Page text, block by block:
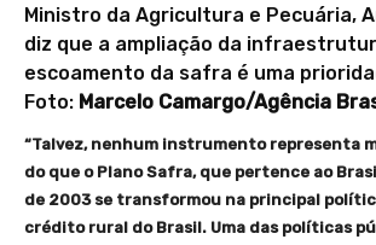
Ministro da Agricultura e Pecuária,
diz que a ampliação da
escoamento da safra é uma
Foto: Marcelo Camargo/Agência
“Talvez, nenhum instrumento representa
do que o Plano Safra, que pertence ao
de 2003 se transformou na principal
crédito rural do Brasil. Uma das políticas